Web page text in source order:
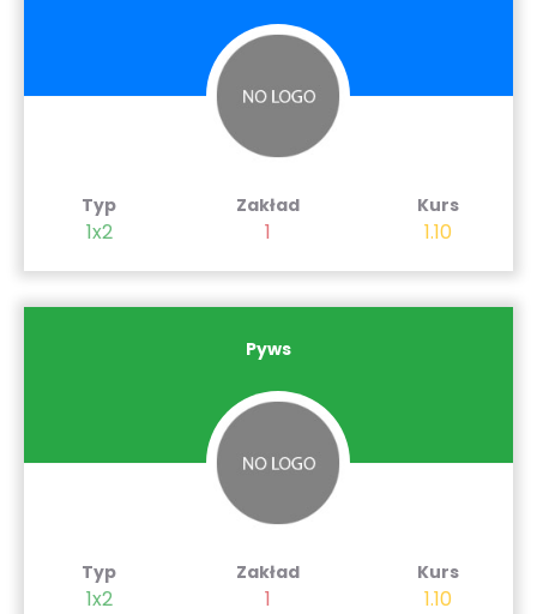
Typ
1x2
Zakład
1
Kurs
1.10
Pyws
Typ
1x2
Zakład
1
Kurs
1.10